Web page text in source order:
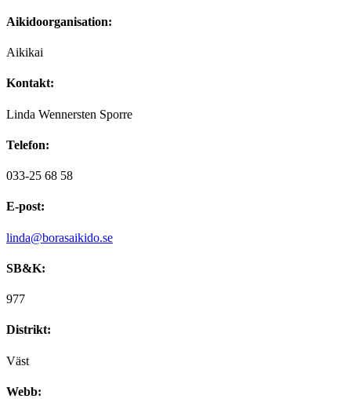
Aikidoorganisation:
Aikikai
Kontakt:
Linda Wennersten Sporre
Telefon:
033-25 68 58
E-post:
linda@borasaikido.se
SB&K:
977
Distrikt:
Väst
Webb: